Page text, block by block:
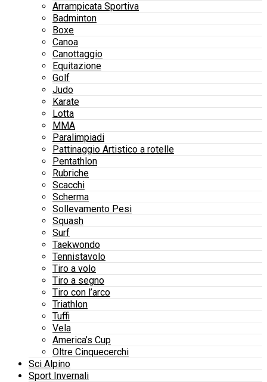
Arrampicata Sportiva
Badminton
Boxe
Canoa
Canottaggio
Equitazione
Golf
Judo
Karate
Lotta
MMA
Paralimpiadi
Pattinaggio Artistico a rotelle
Pentathlon
Rubriche
Scacchi
Scherma
Sollevamento Pesi
Squash
Surf
Taekwondo
Tennistavolo
Tiro a volo
Tiro a segno
Tiro con l’arco
Triathlon
Tuffi
Vela
America’s Cup
Oltre Cinquecerchi
Sci Alpino
Sport Invernali